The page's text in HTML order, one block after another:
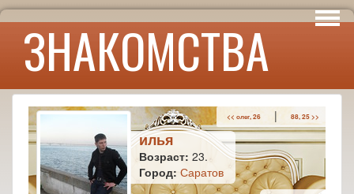
ЗНАКОМСТВА
Интересы
Юмор
илья
Возраст: 23.
Город: Саратов
<< олег, 26 | 88, 25 >>